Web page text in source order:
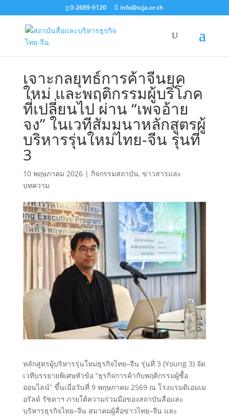
0-2689-9120 info@tcja.or.th
เจาะกลยุทธ์การค้าจีนยุค
ใหม่ และพฤติกรรมผู้บริโภค
ที่เปลี่ยนไป ผ่าน “เพจอ้าย
จง” ในเวทีสัมมนาหลักสูตรผู้
บริหารรุ่นใหม่ไทย-จีน รุ่นที่
3
10 พฤษภาคม 2026| กิจกรรมสถาบัน, ข่าวสารและ
บทความ
หลักสูตรผู้บริหารรุ่นใหม่ธุรกิจไทย–จีน รุ่นที่ 3 (Young 3) จัด
เวทีบรรยายพิเศษหัวข้อ “ธุรกิจการค้ากับพฤติกรรมผู้ซื้อ
ออนไลน์” ขึ้นเมื่อวันที่ 9 พฤษภาคม 2569 ณ โรงแรมดิเอมเม
อรัลด์ รัชดาฯ ภายใต้ความร่วมมือของสถาบันสื่อและ
บริหารธุรกิจไทย–จีน สมาคมผู้สื่อข่าวไทย–จีน และ